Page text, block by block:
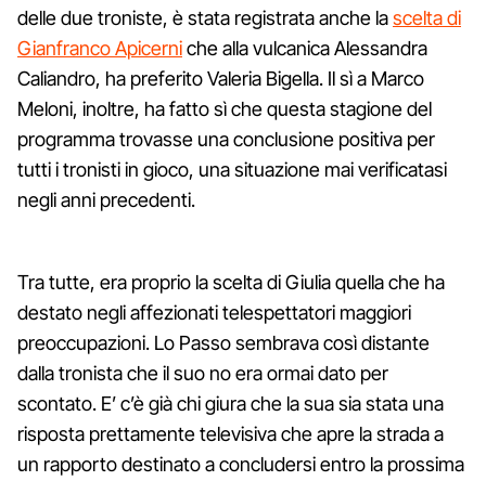
delle due troniste, è stata registrata anche lascelta di
Gianfranco Apicerniche alla vulcanica Alessandra
Caliandro, ha preferito Valeria Bigella. Il sì a Marco
Meloni, inoltre, ha fatto sì che questa stagione del
programma trovasse una conclusione positiva per
tutti i tronisti in gioco, una situazione mai verificatasi
negli anni precedenti.
Tra tutte, era proprio la scelta di Giulia quella che ha
destato negli affezionati telespettatori maggiori
preoccupazioni. Lo Passo sembrava così distante
dalla tronista che il suo no era ormai dato per
scontato. E’ c’è già chi giura che la sua sia stata una
risposta prettamente televisiva che apre la strada a
un rapporto destinato a concludersi entro la prossima